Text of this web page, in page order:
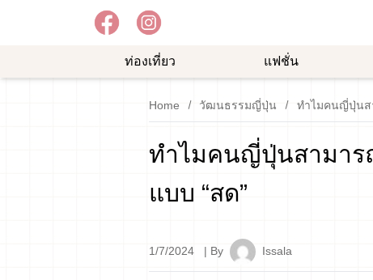
ท่องเที่ยว แฟชั่น
บันเทิง
ปิ้ง
Home วัฒนธรรมญี่ปุ่น ทำไมคนญี่ปุ่นส
ทำไมคนญี่ปุ่นสามาร
แบบ “สด”
1/7/2024 | By Issala